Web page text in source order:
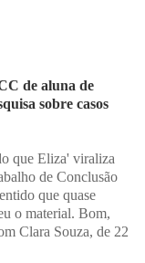
de aluna de
sobre casos
que Eliza' viraliza
de Conclusão
que quase
o material. Bom,
Clara Souza, de 22